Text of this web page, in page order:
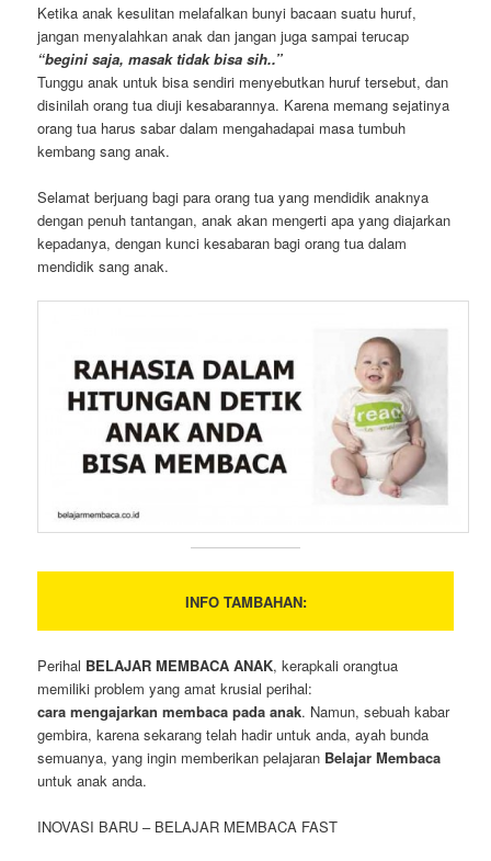
Ketika anak kesulitan melafalkan bunyi bacaan suatu huruf,
jangan menyalahkan anak dan jangan juga sampai terucap
“begini saja, masak tidak bisa sih..”
Tunggu anak untuk bisa sendiri menyebutkan huruf tersebut, dan
disinilah orang tua diuji kesabarannya. Karena memang sejatinya
orang tua harus sabar dalam mengahadapai masa tumbuh
kembang sang anak.
Selamat berjuang bagi para orang tua yang mendidik anaknya
dengan penuh tantangan, anak akan mengerti apa yang diajarkan
kepadanya, dengan kunci kesabaran bagi orang tua dalam
mendidik sang anak.
INFO TAMBAHAN:
Perihal BELAJAR MEMBACA ANAK, kerapkali orangtua
memiliki problem yang amat krusial perihal:
cara mengajarkan membaca pada anak. Namun, sebuah kabar
gembira, karena sekarang telah hadir untuk anda, ayah bunda
semuanya, yang ingin memberikan pelajaran Belajar Membaca
untuk anak anda.
INOVASI BARU – BELAJAR MEMBACA FAST